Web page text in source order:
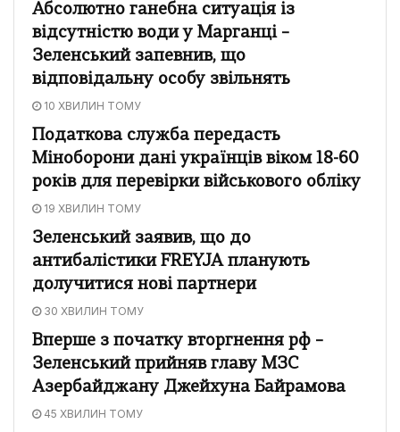
Абсолютно ганебна ситуація із
відсутністю води у Марганці –
Зеленський запевнив, що
відповідальну особу звільнять
10 ХВИЛИН ТОМУ
Податкова служба передасть
Міноборони дані українців віком 18-60
років для перевірки військового обліку
19 ХВИЛИН ТОМУ
Зеленський заявив, що до
антибалістики FREYJA планують
долучитися нові партнери
30 ХВИЛИН ТОМУ
Вперше з початку вторгнення рф –
Зеленський прийняв главу МЗС
Азербайджану Джейхуна Байрамова
45 ХВИЛИН ТОМУ